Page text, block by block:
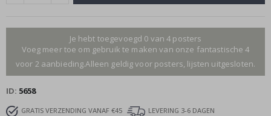
Je hebt toegevoegd 0 van 4 posters
Voeg meer toe om gebruik te maken van onze fantastische 4
voor 2 aanbieding.Alleen geldig voor posters, lijsten uitgesloten.
ID 5658
GRATIS VERZENDING VANAF €45
LEVERING 3-6 DAGEN